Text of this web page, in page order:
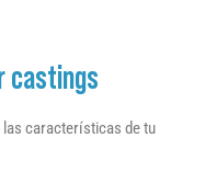
castings
características de tu